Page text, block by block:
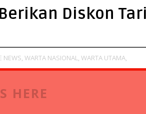
Diskon
NEWS, WARTA NASIONAL, WARTA UTAMA,
HERE